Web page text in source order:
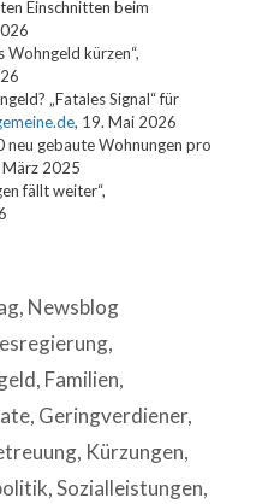
Einschnitten beim
kürzen“,
„Fatales Signal“ für
, 19. Mai 2026
gebaute Wohnungen pro
März 2025
fällt weiter“,
, Newsblog
,
, Familien,
, Geringverdiener,
, Kürzungen,
,Sozialleistungen,